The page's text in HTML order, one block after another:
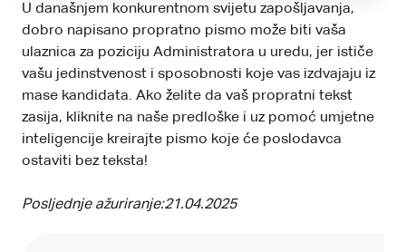
U današnjem konkurentnom svijetu zapošljavanja,
dobro napisano propratno pismo može biti vaša
ulaznica za poziciju Administratora u uredu, jer ističe
vašu jedinstvenost i sposobnosti koje vas izdvajaju iz
mase kandidata. Ako želite da vaš propratni tekst
zasija, kliknite na naše predloške i uz pomoć umjetne
inteligencije kreirajte pismo koje će poslodavca
ostaviti bez teksta!
Posljednje ažuriranje:21.04.2025